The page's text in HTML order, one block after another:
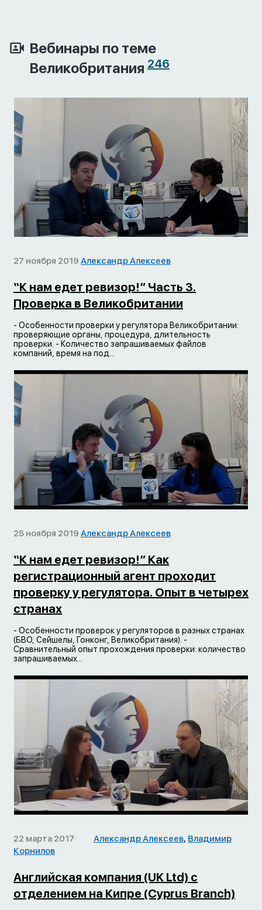
Вебинары по теме
Великобритания 246
27 ноября 2019 Александр Алексеев
“К нам едет ревизор!” Часть 3.
Проверка в Великобритании
- Особенности проверки у регулятора Великобритании:
проверяющие органы, процедура, длительность
проверки. - Количество запрашиваемых файлов
компаний, время на под...
25 ноября 2019 Александр Алексеев
“К нам едет ревизор!” Как
регистрационный агент проходит
проверку у регулятора. Опыт в четырех
странах
- Особенности проверок у регуляторов в разных странах
(БВО, Сейшелы, Гонконг, Великобритания). -
Сравнительный опыт прохождения проверки: количество
запрашиваемых...
22 марта 2017 Александр Алексеев, Владимир
Корнилов
Английская компания (UK Ltd) с
отделением на Кипре (Cyprus Branch)